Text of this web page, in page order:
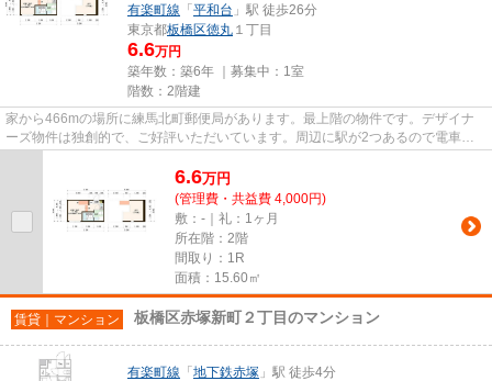
有楽町線 「 平和台 」駅 徒歩26分
東京都板橋区徳丸 １丁目
6.6万円
築年数：築6年 ｜募集中： 1室
階数：2階建
家から466mの場所に練馬北町郵便局があります。最上階の物件です。デザイナ
ーズ物件は独創的で、ご好評いただいています。周辺に駅が2つあるので電車で
6.6万円
(管理費・共益費 4,000円)
敷：-｜礼：1ヶ月
所在階：2階
間取り：1R
面積：15.60㎡
賃貸｜マンション 板橋区赤塚新町２丁目のマンション
有楽町線 「 地下鉄赤塚 」駅 徒歩4分